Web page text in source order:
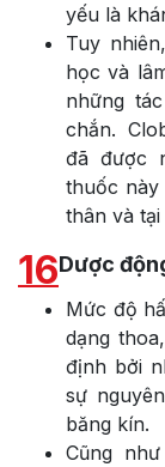
yếu là
Tuy
học và
những
chắn.
đã được
thuốc này
thân và tại
16Dược
Mức độ
dạng
định bởi
sự
băng kín.
Cũng